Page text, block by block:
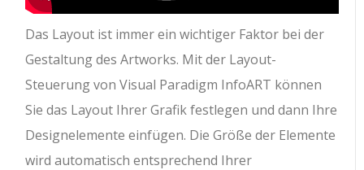
Das Layout ist immer ein wichtiger Faktor bei der
Gestaltung des Artworks. Mit der Layout-
Steuerung von Visual Paradigm InfoART können
Sie das Layout Ihrer Grafik festlegen und dann Ihre
Designelemente einfügen. Die Größe der Elemente
wird automatisch entsprechend Ihrer